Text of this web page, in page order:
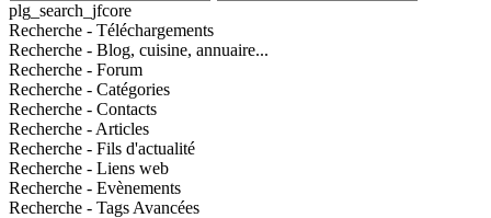
plg_search_jfcore
Recherche - Téléchargements
Recherche - Blog, cuisine, annuaire...
Recherche - Forum
Recherche - Catégories
Recherche - Contacts
Recherche - Articles
Recherche - Fils d'actualité
Recherche - Liens web
Recherche - Evènements
Recherche - Tags Avancées